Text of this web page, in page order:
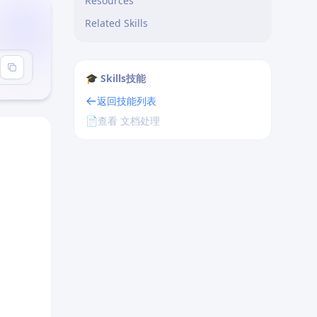
Related Skills
🎓 Skills技能
返回技能列表
📄查看 文档处理